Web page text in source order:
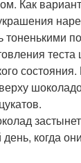
Как
тоненькими
когда